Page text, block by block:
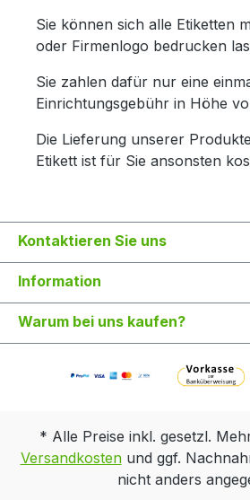
Sie können sich alle Etiketten
oder Firmenlogo bedrucken
Sie zahlen dafür nur eine
Einrichtungsgebühr in Höhe
Die Lieferung unserer
Etikett ist für Sie ansonsten
Kontaktieren Sie uns
Information
Warum bei uns kaufen?
* Alle Preise inkl. gesetzl.
Versandkostenund ggf.
nicht anders